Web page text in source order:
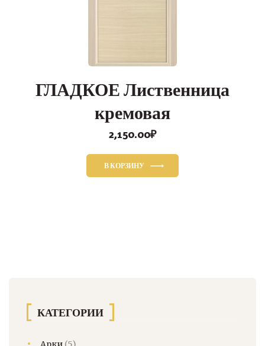
ГЛАДКОЕ Лиственница
кремовая
2,150.00₽
В КОРЗИНУ
КАТЕГОРИИ